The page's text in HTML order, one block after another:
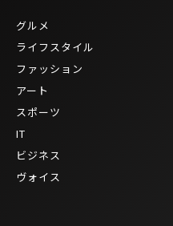
グルメ
ライフスタイル
ファッション
アート
スポーツ
IT
ビジネス
ヴォイス